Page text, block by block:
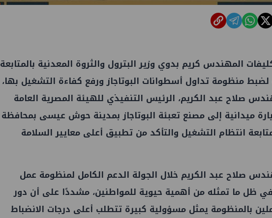
المهندس كريم بدوي وزير البترول والثروة المعدنية بالمتابعة
منظومة تداول أسطوانات البوتاجاز ورفع كفاءة التشغيل بها،
صلاح عبد الكريم، الرئيس التنفيذي للهيئة المصرية العامة
ميدانية إلى مصنع تعبئة البوتاجاز بمدينة حوش عيسى بمحافظة
انتظام التشغيل والتأكد من تطبيق أعلى معايير السلامة
صلاح عبد الكريم خلال الجولة الدعم الكامل لمنظومة عمل
في ظل ما تمثله من أهمية حيوية للمواطنين، مشددًا على أن دور
بالمنظومة يمثل مسؤولية كبيرة تتطلب أعلى درجات الانضباط